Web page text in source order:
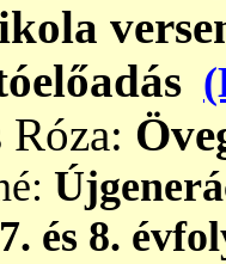
és 8.